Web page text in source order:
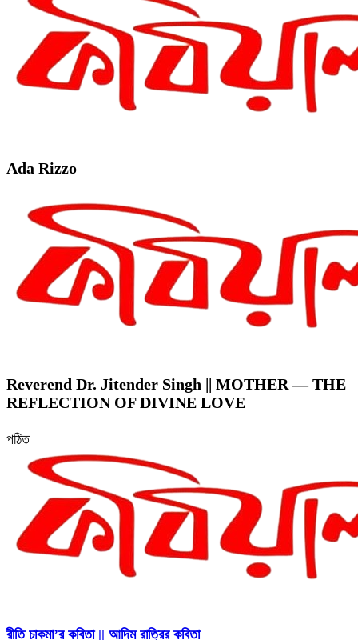
Ada Rizzo
Reverend Dr. Jitender Singh || MOTHER — THE
REFLECTION OF DIVINE LOVE
পঠিত
রীতি চাকমা’র কবিতা || আদিম রাত্রির কবিতা